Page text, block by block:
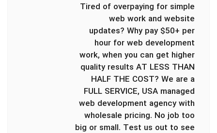
Tired of overpaying for simple
web work and website
updates? Why pay $50+ per
hour for web development
work, when you can get higher
quality results AT LESS THAN
HALF THE COST? We are a
FULL SERVICE, USA managed
web development agency with
wholesale pricing. No job too
big or small. Test us out to see